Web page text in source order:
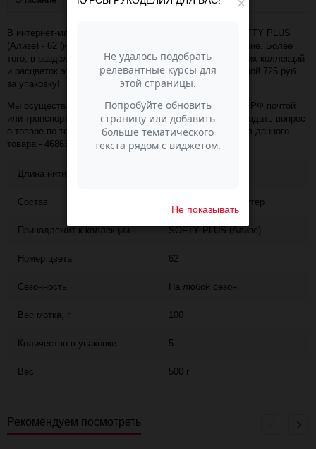
В интернет-магазине Пасма-Шоп, вы можете купить SOFTY PLUS
(Ализе) - 62 (кремовый) (артикул - 46863) по отличной цене. Более
того, в разделе "" имеется порядка 50 000 товаров других коллекций
и расцветок этого же производителя с минимальной ценой 725 руб.
за упаковку!
Мы осуществляем доставку в любой населённый пункт РФ почтой
или транспортной компанией СДЭК. Также, вы можете задать вопрос
о товаре по телефону +7 (343) 200-68-80, назвав артикул данного
товара - 46863
Длина нити
Состав 100% микрополиэстер
Принадлежит к коллекции SOFTY PLUS (Ализе)
Номер цвета 62
Сезонность На любой сезон
Вес мотка, г 100
Количество в упаковке 5
Вес 500 г
Рекомендуем посмотреть
Не показывать